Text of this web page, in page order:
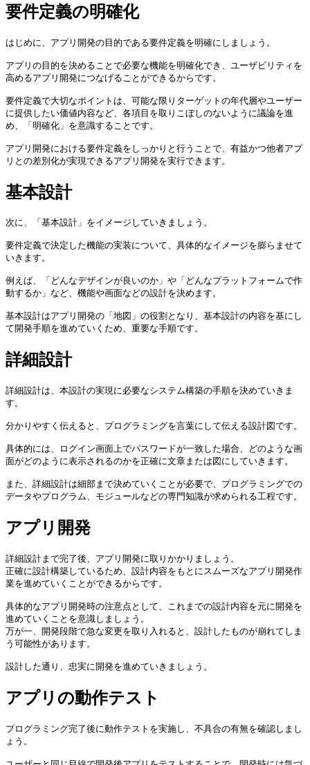
要件定義の明確化
はじめに、アプリ開発の目的である要件定義を明確にしましょう。
アプリの目的を決めることで必要な機能を明確化でき、ユーザビリティを
高めるアプリ開発につなげることができるからです。
要件定義で大切なポイントは、可能な限りターゲットの年代層やユーザー
に提供したい価値内容など、各項目を取りこぼしのないように議論を進
め、「明確化」を意識することです。
アプリ開発における要件定義をしっかりと行うことで、有益かつ他者アプ
リとの差別化が実現できるアプリ開発を実行できます。
基本設計
次に、「基本設計」をイメージしていきましょう。
要件定義で決定した機能の実装について、具体的なイメージを膨らませて
いきます。
例えば、「どんなデザインが良いのか」や「どんなプラットフォームで作
動するか」など、機能や画面などの設計を決めます。
基本設計はアプリ開発の「地図」の役割となり、基本設計の内容を基にし
て開発手順を進めていくため、重要な手順です。
詳細設計
詳細設計は、本設計の実現に必要なシステム構築の手順を決めていきま
す。
分かりやすく伝えると、プログラミングを言葉にして伝える設計図です。
具体的には、ログイン画面上でパスワードが一致した場合、どのような画
面がどのように表示されるのかを正確に文章または図にしていきます。
また、詳細設計は細部まで決めていくことが必要で、プログラミングでの
データやプログラム、モジュールなどの専門知識が求められる工程です。
アプリ開発
詳細設計まで完了後、アプリ開発に取りかかりましょう。
正確に設計構築しているため、設計内容をもとにスムーズなアプリ開発作
業を進めていくことができるからです。
具体的なアプリ開発時の注意点として、これまでの設計内容を元に開発を
進めていくことを意識しましょう。
万が一、開発段階で急な変更を取り入れると、設計したものが崩れてしま
う可能性があります。
設計した通り、忠実に開発を進めていきましょう。
アプリの動作テスト
プログラミング完了後に動作テストを実施し、不具合の有無を確認しまし
ょう。